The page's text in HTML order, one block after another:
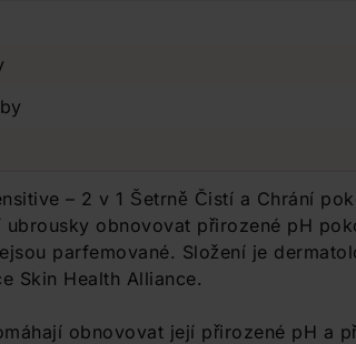
– 2 v 1 Šetrně Čistí a Chrání
obnovovat přirozené pH
parfemované. Složení je
Skin Health Alliance.
obnovovat její přirozené pH a